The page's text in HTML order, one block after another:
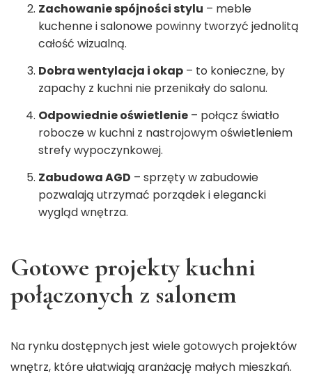
Zachowanie spójności stylu – meble
kuchenne i salonowe powinny tworzyć jednolitą
całość wizualną.
Dobra wentylacja i okap – to konieczne, by
zapachy z kuchni nie przenikały do salonu.
Odpowiednie oświetlenie – połącz światło
robocze w kuchni z nastrojowym oświetleniem
strefy wypoczynkowej.
Zabudowa AGD – sprzęty w zabudowie
pozwalają utrzymać porządek i elegancki
wygląd wnętrza.
Gotowe projekty kuchni
połączonych z salonem
Na rynku dostępnych jest wiele gotowych projektów
wnętrz, które ułatwiają aranżację małych mieszkań.